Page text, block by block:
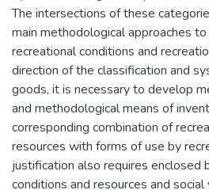
The intersections of these
main methodological approaches
recreational conditions and
direction of the classification and
goods, it is necessary to develop
and methodological means of
corresponding combination of
resources with forms of use by
justification also requires enclosed
conditions and resources and